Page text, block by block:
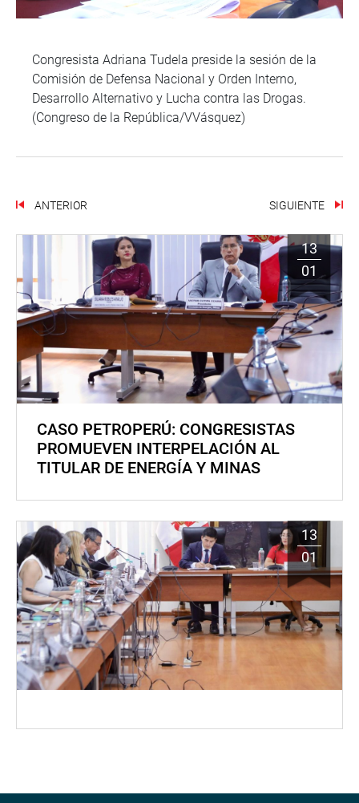
Congresista Adriana Tudela preside la sesión de la
Comisión de Defensa Nacional y Orden Interno,
Desarrollo Alternativo y Lucha contra las Drogas.
(Congreso de la República/VVásquez)
ANTERIOR SIGUIENTE
13
01
CASO PETROPERÚ: CONGRESISTAS
PROMUEVEN INTERPELACIÓN AL
TITULAR DE ENERGÍA Y MINAS
13
01